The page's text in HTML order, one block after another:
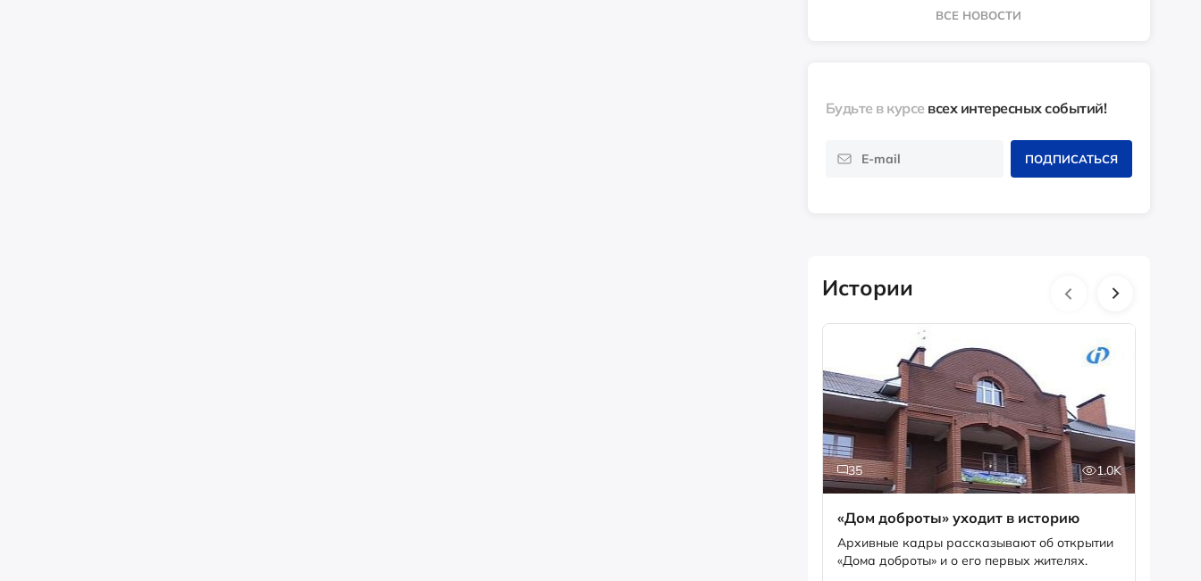
ВСЕ НОВОСТИ
Будьте в курсе всех интересных событий!
ПОДПИСАТЬСЯ
Истории
35 1.0K
«Дом доброты» уходит в историю
Архивные кадры рассказывают об открытии
«Дома доброты» и о его первых жителях.